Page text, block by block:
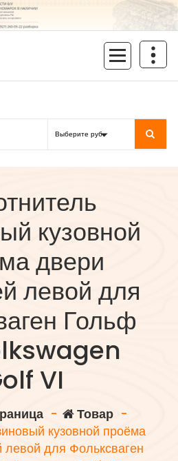
кузовной
двери
левой для
Гольф
VI
- Товар-
кузовной проёма
для Фольксваген